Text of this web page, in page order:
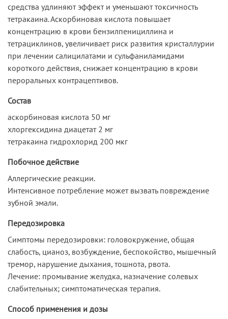
средства удлиняют эффект и уменьшают токсичность
тетракаина. Аскорбиновая кислота повышает
концентрацию в крови бензилпенициллина и
тетрациклинов, увеличивает риск развития кристаллурии
при лечении салицилатами и сульфаниламидами
короткого действия, снижает концентрацию в крови
пероральных контрацептивов.
Состав
аскорбиновая кислота 50 мг
хлоргексидина диацетат 2 мг
тетракаина гидрохлорид 200 мкг
Побочное действие
Аллергические реакции.
Интенсивное потребление может вызвать повреждение
зубной эмали.
Передозировка
Симптомы передозировки: головокружение, общая
слабость, цианоз, возбуждение, беспокойство, мышечный
тремор, нарушение дыхания, тошнота, рвота.
Лечение: промывание желудка, назначение солевых
слабительных; симптоматическая терапия.
Способ применения и дозы